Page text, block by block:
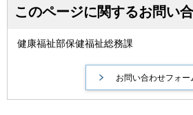
このページに関するお問い
健康福祉部保健福祉総務課